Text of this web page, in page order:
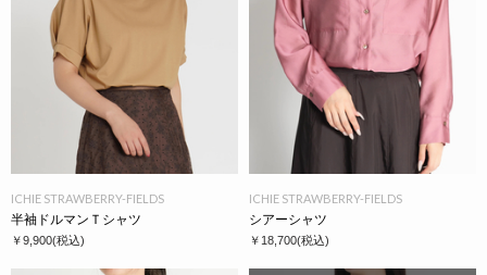
ICHIE STRAWBERRY-FIELDS
半袖ドルマンＴシャツ
￥9,900(税込)
ICHIE STRAWBERRY-FIELDS
シアーシャツ
￥18,700(税込)